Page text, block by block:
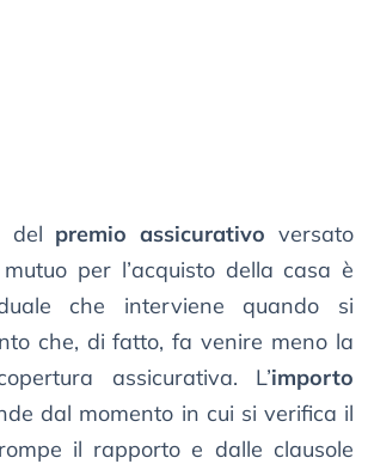
del premio assicurativo versato
per l’acquisto della casa è
che interviene quando si
che, di fatto, fa venire meno la
assicurativa. L’importo
dal momento in cui si verifica il
il rapporto e dalle clausole